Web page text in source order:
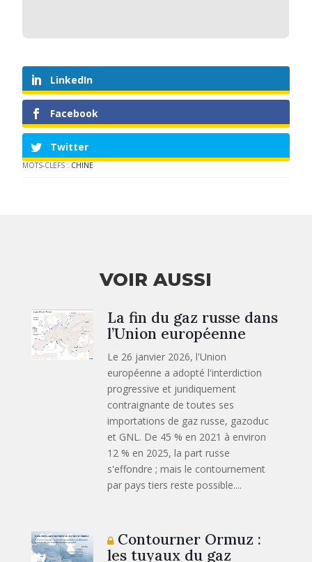
LinkedIn
Facebook
Twitter
MOTS-CLEFS : CHINE
VOIR AUSSI
La fin du gaz russe dans
l’Union européenne
Le 26 janvier 2026, l'Union
européenne a adopté l'interdiction
progressive et juridiquement
contraignante de toutes ses
importations de gaz russe, gazoduc
et GNL. De 45 % en 2021 à environ
12 % en 2025, la part russe
s'effondre ; mais le contournement
par pays tiers reste possible....
Contourner Ormuz :
les tuyaux du gaz